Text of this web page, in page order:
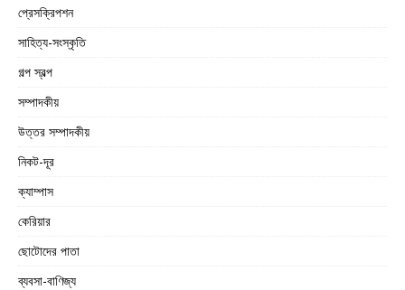
প্রেসক্রিপশন
সাহিত্য-সংস্কৃতি
গল্প স্বল্প
সম্পাদকীয়
উত্তর সম্পাদকীয়
নিকট-দূর
ক্যাম্পাস
কেরিয়ার
ছোটোদের পাতা
ব্যবসা-বাণিজ্য